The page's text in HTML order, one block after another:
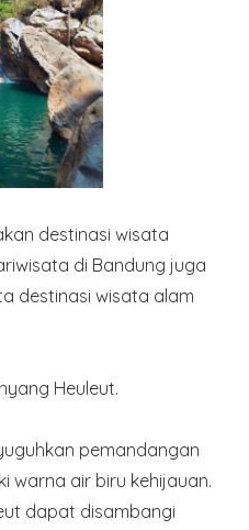
destinasi wisata
di Bandung juga
destinasi wisata alam
Heuleut.
pemandangan
warna air biru kehijauan.
dapat disambangi